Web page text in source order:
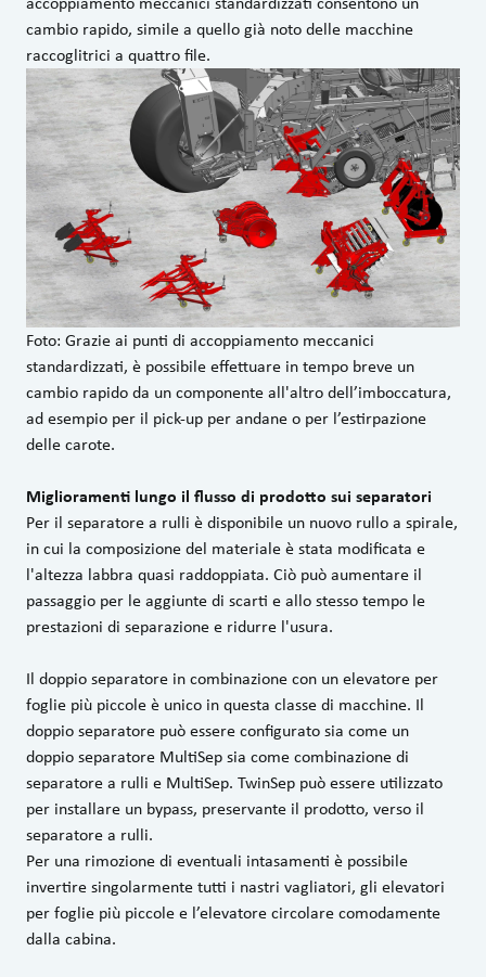
cambio rapido, simile a quello già noto delle macchine
raccoglitrici a quattro file.
Foto: Grazie ai punti di accoppiamento meccanici
standardizzati, è possibile effettuare in tempo breve un
cambio rapido da un componente all'altro dell’imboccatura,
ad esempio per il pick-up per andane o per l’estirpazione
delle carote.
Miglioramenti lungo il flusso di prodotto sui separatori
Per il separatore a rulli è disponibile un nuovo rullo a spirale,
in cui la composizione del materiale è stata modificata e
l'altezza labbra quasi raddoppiata. Ciò può aumentare il
passaggio per le aggiunte di scarti e allo stesso tempo le
prestazioni di separazione e ridurre l'usura.
Il doppio separatore in combinazione con un elevatore per
foglie più piccole è unico in questa classe di macchine. Il
doppio separatore può essere configurato sia come un
doppio separatore MultiSep sia come combinazione di
separatore a rulli e MultiSep. TwinSep può essere utilizzato
per installare un bypass, preservante il prodotto, verso il
separatore a rulli.
Per una rimozione di eventuali intasamenti è possibile
invertire singolarmente tutti i nastri vagliatori, gli elevatori
per foglie più piccole e l’elevatore circolare comodamente
dalla cabina.